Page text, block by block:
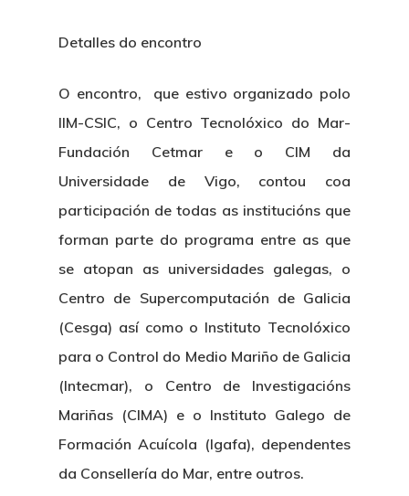
Detalles do encontro
O encontro, que estivo organizado polo
IIM-CSIC, o Centro Tecnolóxico do Mar-
Fundación Cetmar e o CIM da
Universidade de Vigo, contou coa
participación de todas as institucións que
forman parte do programa entre as que
se atopan as universidades galegas, o
Centro de Supercomputación de Galicia
(Cesga) así como o Instituto Tecnolóxico
para o Control do Medio Mariño de Galicia
(Intecmar), o Centro de Investigacións
Mariñas (CIMA) e o Instituto Galego de
Formación Acuícola (Igafa), dependentes
da Consellería do Mar, entre outros.
Nós
Organización
Directorio De Persoal
Identidade Corporativa
Manual De
Novidades
Eventos
Novidades
Proxectos
Publicacións
Contratación